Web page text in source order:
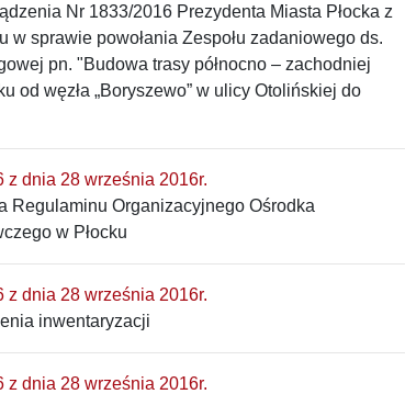
Nr 1833/2016 Prezydenta Miasta Płocka z
w sprawie powołania Zespołu zadaniowego ds.
pn. "Budowa trasy północno – zachodniej
od węzła „Boryszewo” w ulicy Otolińskiej do
z dnia 28 września 2016r.
Regulaminu Organizacyjnego Ośrodka
w Płocku
z dnia 28 września 2016r.
inwentaryzacji
z dnia 28 września 2016r.